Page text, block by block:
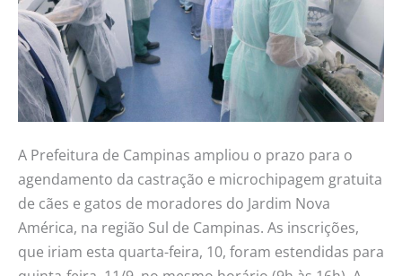
A Prefeitura de Campinas ampliou o prazo para o
agendamento da castração e microchipagem gratuita
de cães e gatos de moradores do Jardim Nova
América, na região Sul de Campinas. As inscrições,
que iriam esta quarta-feira, 10, foram estendidas para